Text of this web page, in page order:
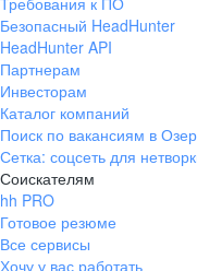
Безопасный HeadHunter
HeadHunter API
Партнерам
Инвесторам
Каталог компаний
Поиск по вакансиям в
Сетка: соцсеть для
Соискателям
hh PRO
Готовое резюме
Все сервисы
Хочу у вас работать